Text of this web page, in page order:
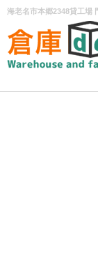
海老名市本郷2348貸工場